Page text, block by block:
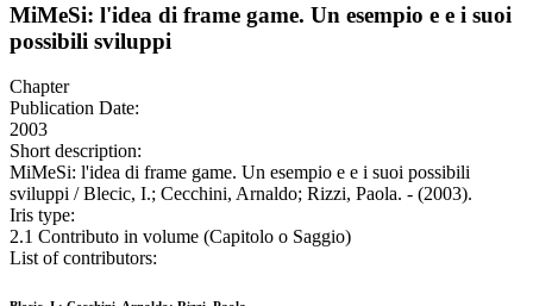
MiMeSi: l'idea di frame game. Un esempio e e i suoi
possibili sviluppi
Chapter
Publication Date:
2003
Short description:
MiMeSi: l'idea di frame game. Un esempio e e i suoi possibili
sviluppi / Blecic, I.; Cecchini, Arnaldo; Rizzi, Paola. - (2003).
Iris type:
2.1 Contributo in volume (Capitolo o Saggio)
List of contributors: